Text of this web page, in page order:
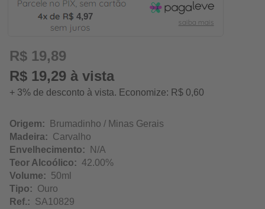
4,97
R$ 19,89
R$ 19,29 à vista
+ 3% de desconto à vista. Economize: R$ 0,60
Origem: Brumadinho / Minas Gerais
Madeira: Carvalho
Envelhecimento: N/A
Teor Alcoólico: 42.00%
Volume: 50ml
Tipo: Ouro
Ref.: SA10829